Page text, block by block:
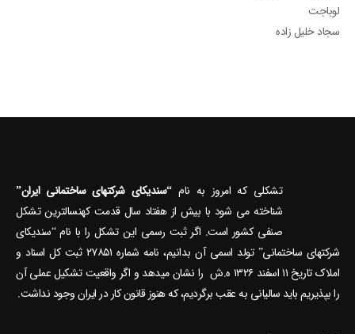
لوباجت
سجاد خلیل زاده
تشکلی که امروز به نام“سندیکای شرکتهای ساختمانی ایران”
شناخته می‎ شود با بیش از هفتاد سال قدمت کهنسال‎ترین تشکل
صنفی کشور است. اگر ثبت رسمی این تشکل را با نام “سندیکای
شرکتهای ساختمانی” تولد اسمی آن بدانیم، نامه شماره ۲۷۸۵۱ ثبت کل اسناد و
املاک تاریخ ۱۱ اسفند ۱۳۲۶ ه.ش را نشان می‎دهد و اگر واقعیت تشکیل عملی آن
را بپذیریم باید سالیانی به عقب برگردیم، که هنوز قانون کار در ایران وجود نداشت.